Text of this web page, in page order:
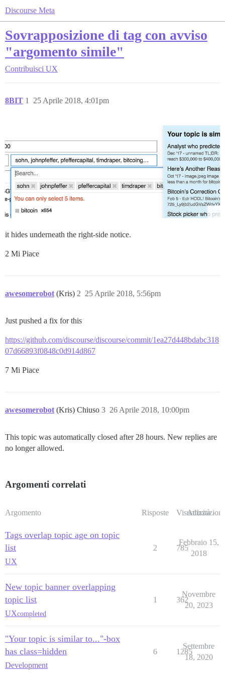
Discourse Meta
Sovrapposizione di tag con avviso
"argomento simile"
Contribuisci UX
8BIT 25 Aprile 2018, 4:01pm
1
it hides underneath the right-side notice.
2 Mi Piace
awesomerobot (Kris) 25 Aprile 2018, 5:56pm
2
Just pushed a fix for this
https://github.com/discourse/discourse/commit/1ea27d448bdabc318
07d66893f0848c0d914d867
7 Mi Piace
awesomerobot (Kris) Chiuso 26 Aprile 2018, 10:00pm
3
This topic was automatically closed after 28 hours. New replies are
no longer allowed.
Argomenti correlati
Argomento Risposte Visualizzazioni
Attività
Tags overlap topic age on topic
list
UX
2 785
Febbraio 15,
2018
New topic banner overlapping
topic list
UXcompleted
1 362
Novembre
20, 2023
"Your topic is similar to..."-box
has class=hidden
Development
6 1285
Settembre
18, 2020